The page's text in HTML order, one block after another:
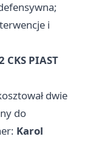
i
CKS PIAST
dwie
do
Karol